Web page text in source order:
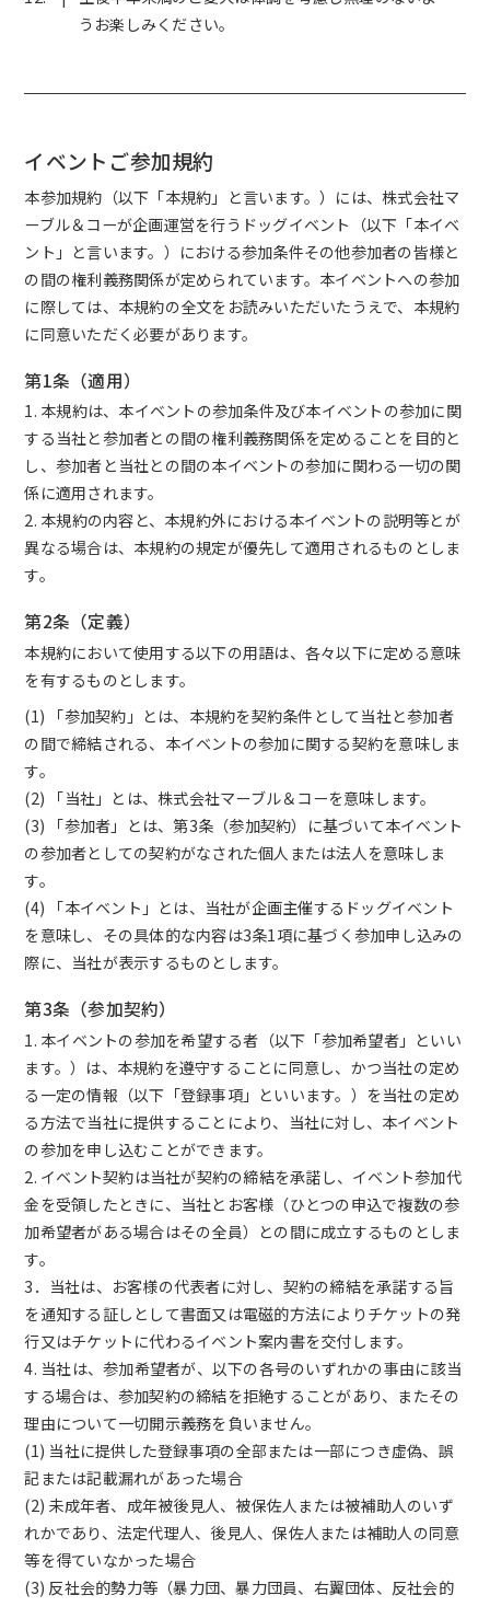
うお楽しみください。
イベントご参加規約
本参加規約（以下「本規約」と言います。）には、株式会社マ
ーブル＆コーが企画運営を行うドッグイベント（以下「本イベ
ント」と言います。）における参加条件その他参加者の皆様と
の間の権利義務関係が定められています。本イベントへの参加
に際しては、本規約の全文をお読みいただいたうえで、本規約
に同意いただく必要があります。
第1条（適用）
1. 本規約は、本イベントの参加条件及び本イベントの参加に関
する当社と参加者との間の権利義務関係を定めることを目的と
し、参加者と当社との間の本イベントの参加に関わる一切の関
係に適用されます。
2. 本規約の内容と、本規約外における本イベントの説明等とが
異なる場合は、本規約の規定が優先して適用されるものとしま
す。
第2条（定義）
本規約において使用する以下の用語は、各々以下に定める意味
を有するものとします。
(1) 「参加契約」とは、本規約を契約条件として当社と参加者
の間で締結される、本イベントの参加に関する契約を意味しま
す。
(2) 「当社」とは、株式会社マーブル＆コーを意味します。
(3) 「参加者」とは、第3条（参加契約）に基づいて本イベント
の参加者としての契約がなされた個人または法人を意味しま
す。
(4) 「本イベント」とは、当社が企画主催するドッグイベント
を意味し、その具体的な内容は3条1項に基づく参加申し込みの
際に、当社が表示するものとします。
第3条（参加契約）
1. 本イベントの参加を希望する者（以下「参加希望者」といい
ます。）は、本規約を遵守することに同意し、かつ当社の定め
る一定の情報（以下「登録事項」といいます。）を当社の定め
る方法で当社に提供することにより、当社に対し、本イベント
の参加を申し込むことができます。
2. イベント契約は当社が契約の締結を承諾し、イベント参加代
金を受領したときに、当社とお客様（ひとつの申込で複数の参
加希望者がある場合はその全員）との間に成立するものとしま
す。
3．当社は、お客様の代表者に対し、契約の締結を承諾する旨
を通知する証しとして書面又は電磁的方法によりチケットの発
行又はチケットに代わるイベント案内書を交付します。
4. 当社は、参加希望者が、以下の各号のいずれかの事由に該当
する場合は、参加契約の締結を拒絶することがあり、またその
理由について一切開示義務を負いません。
(1) 当社に提供した登録事項の全部または一部につき虚偽、誤
記または記載漏れがあった場合
(2) 未成年者、成年被後見人、被保佐人または被補助人のいず
れかであり、法定代理人、後見人、保佐人または補助人の同意
等を得ていなかった場合
(3) 反社会的勢力等（暴力団、暴力団員、右翼団体、反社会的